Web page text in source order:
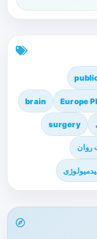
Europe
brain
surgery
روان